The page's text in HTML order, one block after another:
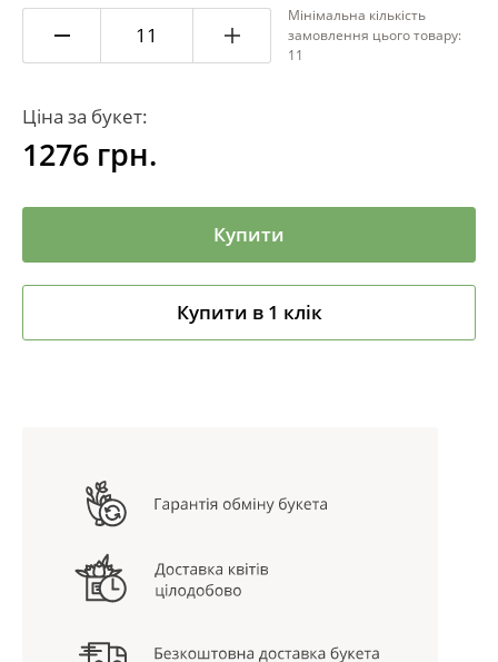
Мінімальна кількість
замовлення цього товару:
11
Ціна за букет:
1276 грн.
Купити
Купити в 1 клік